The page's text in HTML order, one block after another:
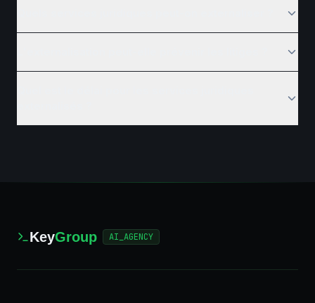
KeyGroup AI_AGENCY